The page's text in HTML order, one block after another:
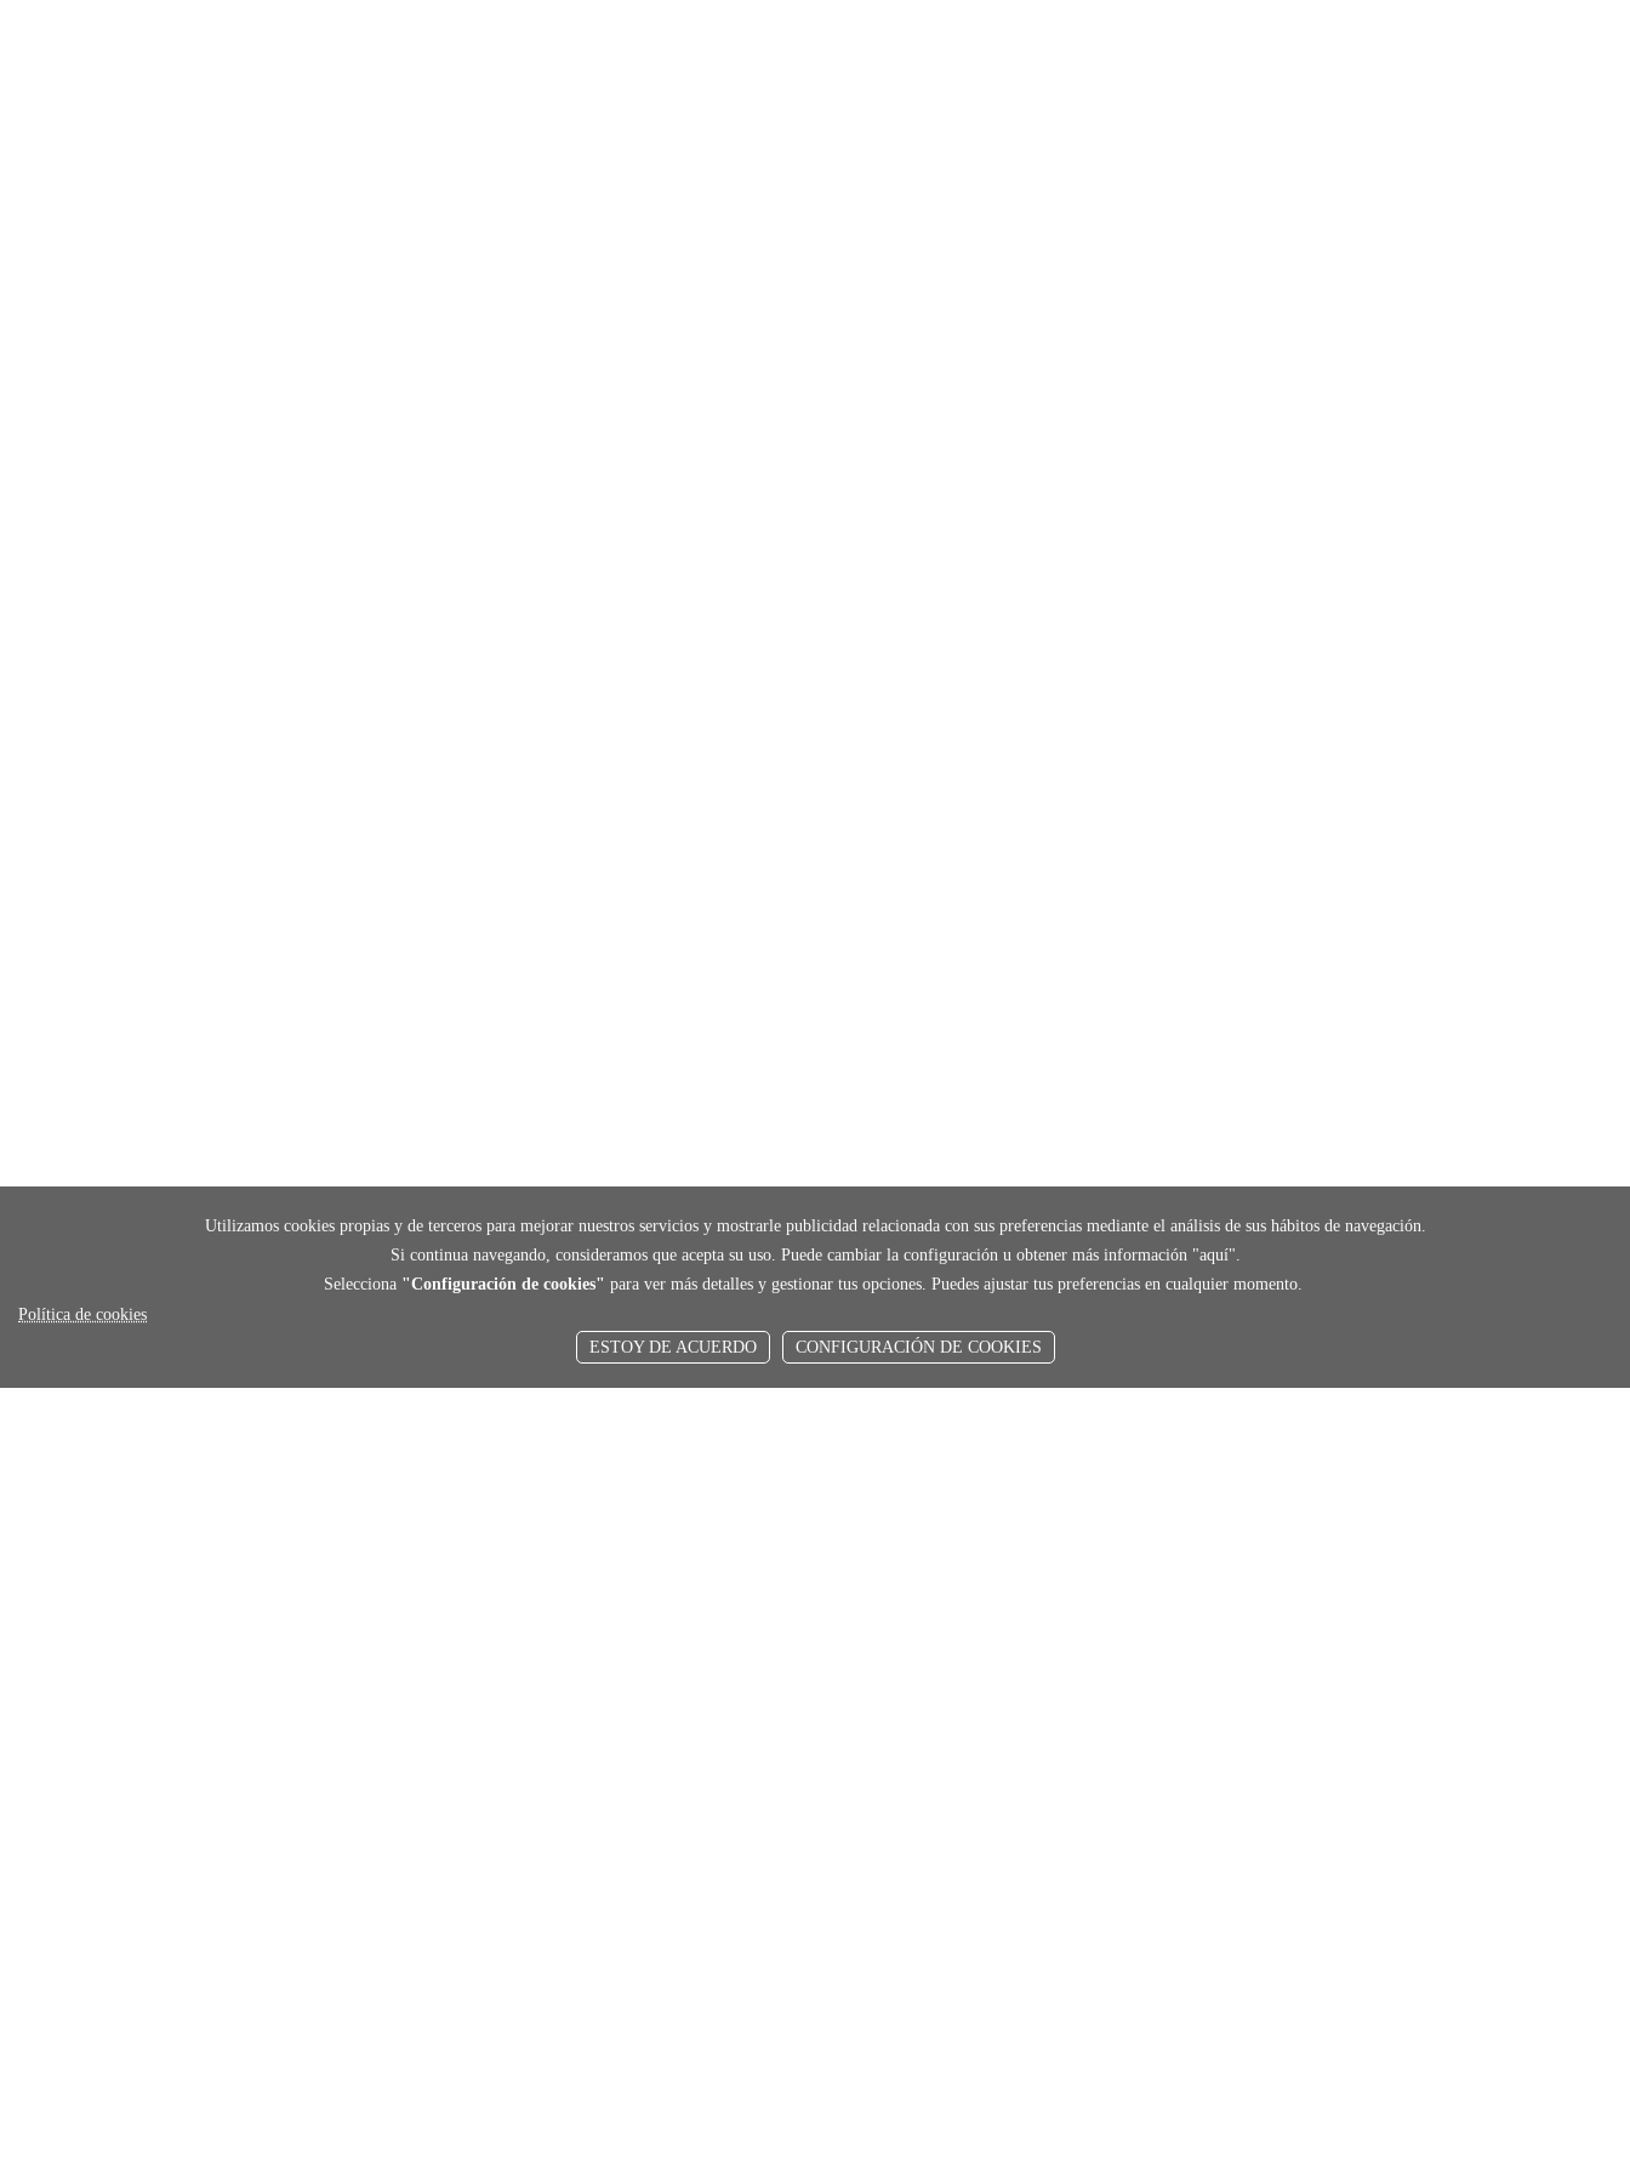
Utilizamos cookies propias y de terceros para mejorar nuestros servicios y mostrarle publicidad relacionada con sus preferencias mediante el análisis de sus hábitos de navegación.
Si continua navegando, consideramos que acepta su uso. Puede cambiar la configuración u obtener más información "aquí".
Selecciona "Configuración de cookies" para ver más detalles y gestionar tus opciones. Puedes ajustar tus preferencias en cualquier momento.
Política de cookies
ESTOY DE ACUERDO
CONFIGURACIÓN DE COOKIES